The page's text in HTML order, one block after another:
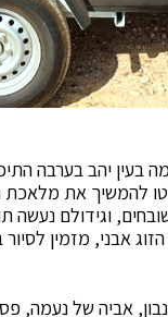
מג'הול משובחים,
אבני, מזמין